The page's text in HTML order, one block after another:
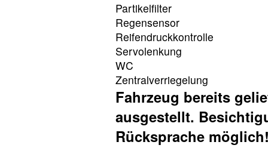
Partikelfilter
Regensensor
Reifendruckkontrolle
Servolenkung
WC
Zentralverriegelung
Fahrzeug bereits
ausgestellt.
Rücksprache